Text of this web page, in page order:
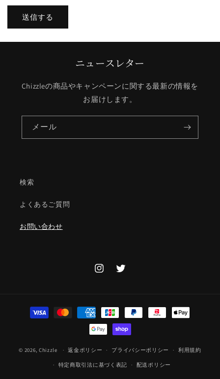
送信する
ニュースレター
Chizzleの商品やキャンペーンに関する最新の情報を
お届けします。
メール
検索
よくあるご質問
お問い合わせ
InstagramTwitter
法
© 2026, Chizzle 返金ポリシー プライバシーポリシー 利用規約
特定商取引法に基づく表記 配送ポリシー